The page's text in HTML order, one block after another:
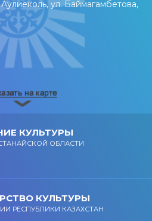
ул. Баймагамбетова,
КУЛЬТУРЫ
ОБЛАСТИ
КУЛЬТУРЫ
РЕСПУБЛИКИ КАЗАХСТАН